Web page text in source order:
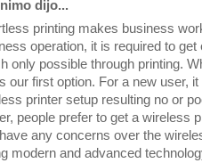
dijo...
printing makes business
operation, it is required to
only possible through printing.
our first option. For a new user,
printer setup resulting no or
people prefer to get a wireless
any concerns over the
modern and advanced